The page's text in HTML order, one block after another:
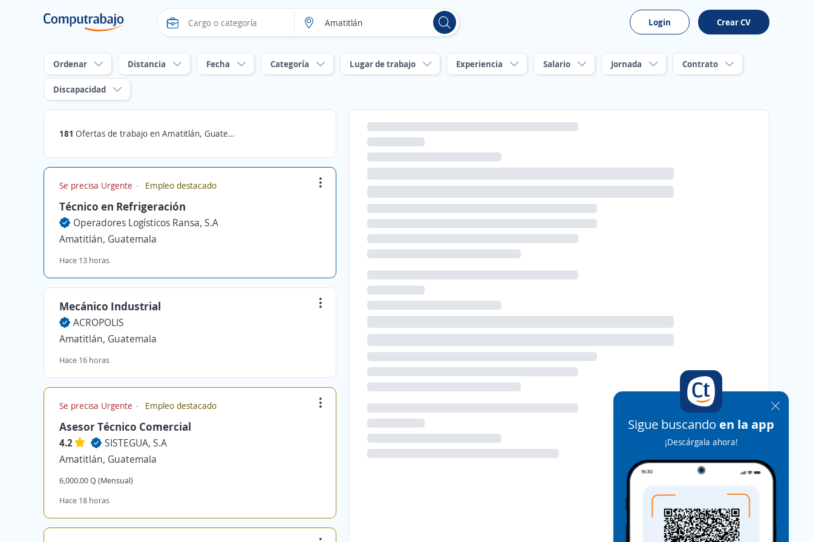
Login Crear CV
Ordenar Distancia Fecha Categoría Lugar de trabajo Experiencia Salario Jornada Contrato
Discapacidad
181 Ofertas de trabajo en Amatitlán, Guatemala
Se precisa Urgente Empleo destacado
Técnico en Refrigeración
Operadores Logísticos Ransa, S.A
Amatitlán, Guatemala
Hace 13 horas
Mecánico Industrial
ACROPOLIS
Amatitlán, Guatemala
Hace 16 horas
Se precisa Urgente Empleo destacado
Asesor Técnico Comercial
4.2
SISTEGUA, S.A
Amatitlán, Guatemala
6,000.00 Q (Mensual)
Hace 18 horas
Sigue buscando en la app
¡Descárgala ahora!